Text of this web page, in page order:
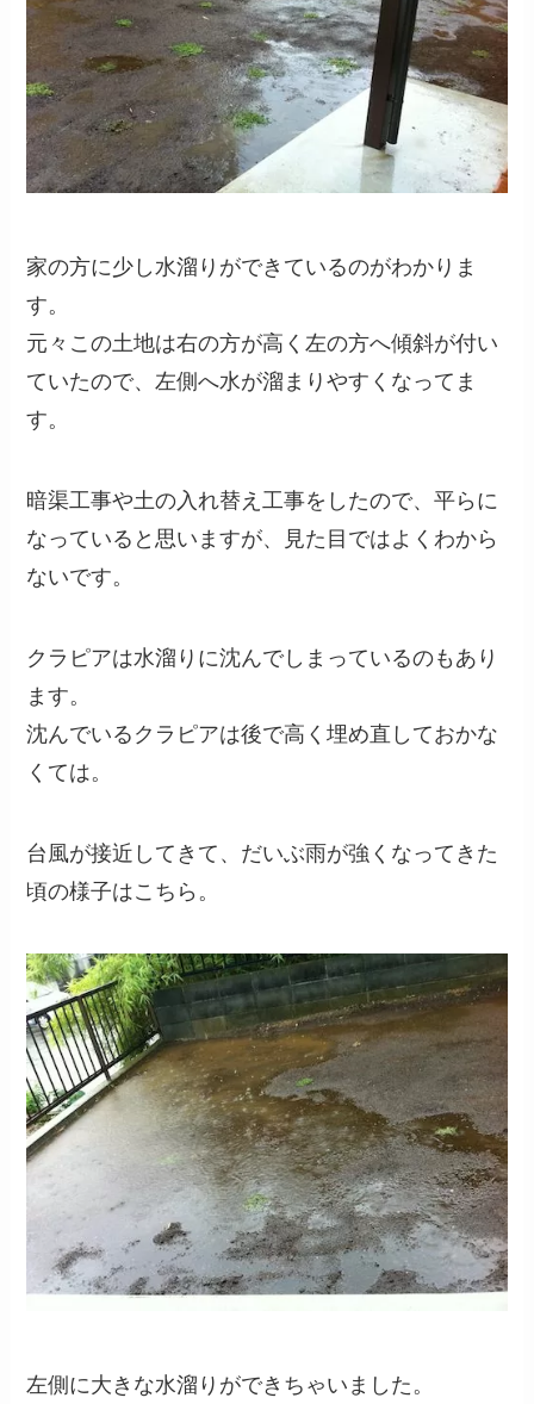
家の方に少し水溜りができているのがわかりま
す。
元々この土地は右の方が高く左の方へ傾斜が付い
ていたので、左側へ水が溜まりやすくなってま
す。
暗渠工事や土の入れ替え工事をしたので、平らに
なっていると思いますが、見た目ではよくわから
ないです。
クラピアは水溜りに沈んでしまっているのもあり
ます。
沈んでいるクラピアは後で高く埋め直しておかな
くては。
台風が接近してきて、だいぶ雨が強くなってきた
頃の様子はこちら。
左側に大きな水溜りができちゃいました。